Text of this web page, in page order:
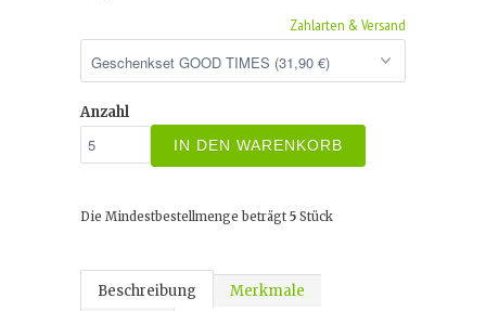
Zahlarten & Versand
Anzahl
IN DEN WARENKORB
Die Mindestbestellmenge beträgt 5 Stück
Beschreibung
Merkmale